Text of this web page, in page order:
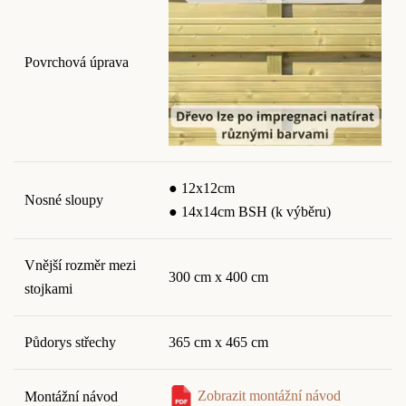
Povrchová úprava
Nosné sloupy
● 12x12cm
● 14x14cm BSH (k výběru)
Vnější rozměr mezi
stojkami
300 cm x 400 cm
Půdorys střechy 365 cm x 465 cm
Montážní návod Zobrazit montážní návod